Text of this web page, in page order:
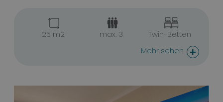
25 m2 max. 3
Twin-Betten
Mehr sehen +